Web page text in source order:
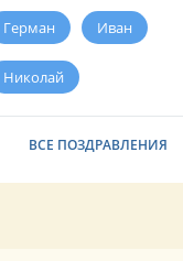
Герман Иван
Николай
ВСЕ ПОЗДРАВЛЕНИЯ